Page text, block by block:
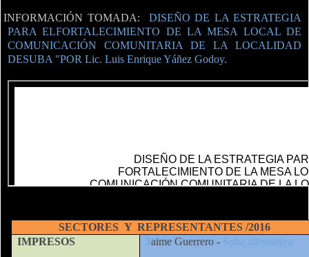
INFORMACIÓN TOMADA:
DISEÑO DE LA ESTRATEGIA
PARA ELFORTALECIMIENTO DE LA MESA LOCAL DE
COMUNICACIÓN COMUNITARIA DE LA LOCALIDAD
DESUBA "POR Lic. Luis Enrique Yáñez Godoy.
SECTORES Y REPRESENTANTES /2016
IMPRESOS
Jaime Guerrero - Suba alternativa